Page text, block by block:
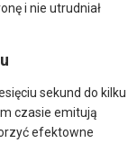
i nie utrudniał
sekund do kilku
czasie emitują
efektowne